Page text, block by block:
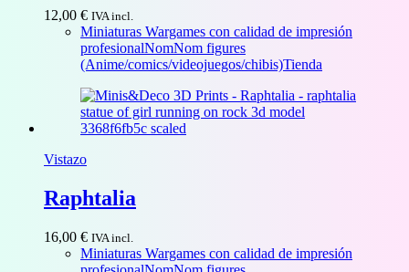
12,00 € IVA incl.
Miniaturas Wargames con calidad de impresión
profesionalNomNom figures
(Anime/comics/videojuegos/chibis)Tienda
Vistazo
Raphtalia
16,00 € IVA incl.
Miniaturas Wargames con calidad de impresión